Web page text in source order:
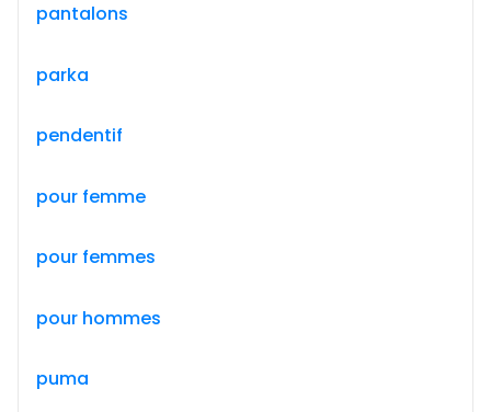
pantalons
parka
pendentif
pour femme
pour femmes
pour hommes
puma